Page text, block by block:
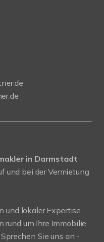
in Darmstadt
und bei der Vermietung
und lokaler Expertise
rund um Ihre Immobilie
Sie uns an -